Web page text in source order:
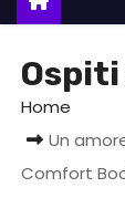
Ospiti
Home
Un
Comfort